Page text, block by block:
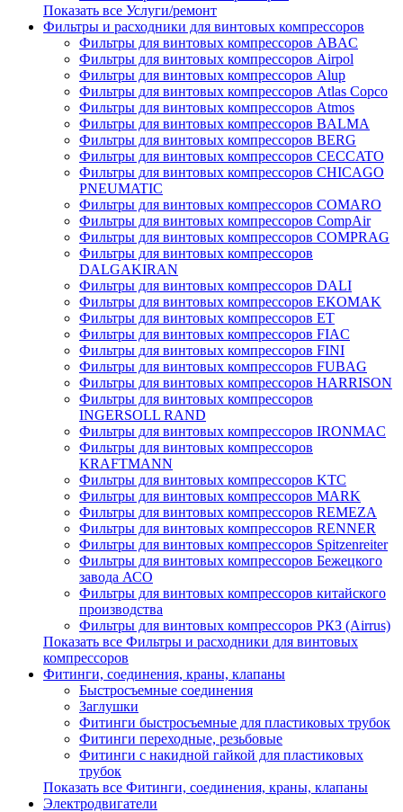
Показать все Услуги/ремонт
Фильтры и расходники для винтовых компрессоров
Фильтры для винтовых компрессоров ABAC
Фильтры для винтовых компрессоров Airpol
Фильтры для винтовых компрессоров Alup
Фильтры для винтовых компрессоров Atlas Copco
Фильтры для винтовых компрессоров Atmos
Фильтры для винтовых компрессоров BALMA
Фильтры для винтовых компрессоров BERG
Фильтры для винтовых компрессоров CECCATO
Фильтры для винтовых компрессоров CHICAGO
PNEUMATIC
Фильтры для винтовых компрессоров COMARO
Фильтры для винтовых компрессоров CompAir
Фильтры для винтовых компрессоров COMPRAG
Фильтры для винтовых компрессоров
DALGAKIRAN
Фильтры для винтовых компрессоров DALI
Фильтры для винтовых компрессоров EKOMAK
Фильтры для винтовых компрессоров ET
Фильтры для винтовых компрессоров FIAC
Фильтры для винтовых компрессоров FINI
Фильтры для винтовых компрессоров FUBAG
Фильтры для винтовых компрессоров HARRISON
Фильтры для винтовых компрессоров
INGERSOLL RAND
Фильтры для винтовых компрессоров IRONMAC
Фильтры для винтовых компрессоров
KRAFTMANN
Фильтры для винтовых компрессоров KTC
Фильтры для винтовых компрессоров MARK
Фильтры для винтовых компрессоров REMEZA
Фильтры для винтовых компрессоров RENNER
Фильтры для винтовых компрессоров Spitzenreiter
Фильтры для винтовых компрессоров Бежецкого
завода АСО
Фильтры для винтовых компрессоров китайского
производства
Фильтры для винтовых компрессоров РКЗ (Airrus)
Показать все Фильтры и расходники для винтовых
компрессоров
Фитинги, соединения, краны, клапаны
Быстросъемные соединения
Заглушки
Фитинги быстросъемные для пластиковых трубок
Фитинги переходные, резьбовые
Фитинги с накидной гайкой для пластиковых
трубок
Показать все Фитинги, соединения, краны, клапаны
Электродвигатели